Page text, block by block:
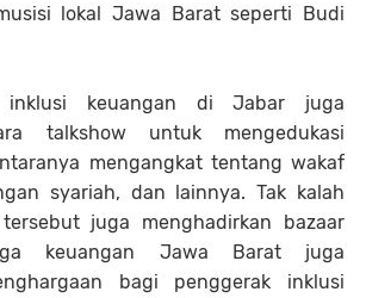
lokal Jawa Barat seperti Budi
inklusi keuangan di Jabar juga
talkshow untuk mengedukasi
mengangkat tentang wakaf
syariah, dan lainnya. Tak kalah
juga menghadirkan bazaar
keuangan Jawa Barat juga
bagi penggerak inklusi